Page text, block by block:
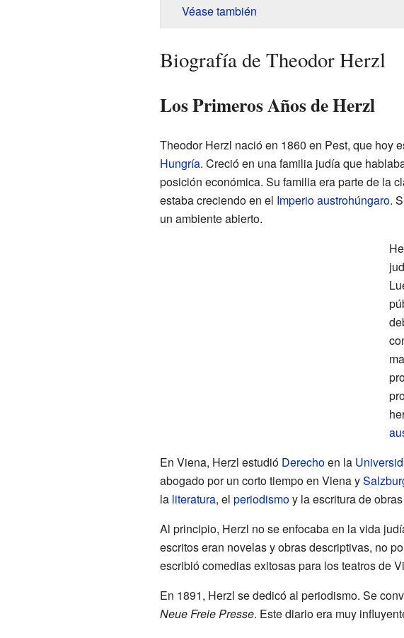
Véase también
Biografía de Theodor Herzl
Los Primeros Años de Herzl
Theodor Herzl nació en 1860 en Pest, que hoy
Hungría. Creció en una familia judía que
posición económica. Su familia era parte de la
estaba creciendo en el Imperio austrohúngaro.
un ambiente abierto.
En Viena, Herzl estudió Derechoen la
abogado por un corto tiempo en Viena y
la literatura, el periodismoy la escritura de
Al principio, Herzl no se enfocaba en la vida
escritos eran novelas y obras descriptivas, no
escribió comedias exitosas para los teatros de
En 1891, Herzl se dedicó al periodismo. Se
Neue Freie Presse. Este diario era muy